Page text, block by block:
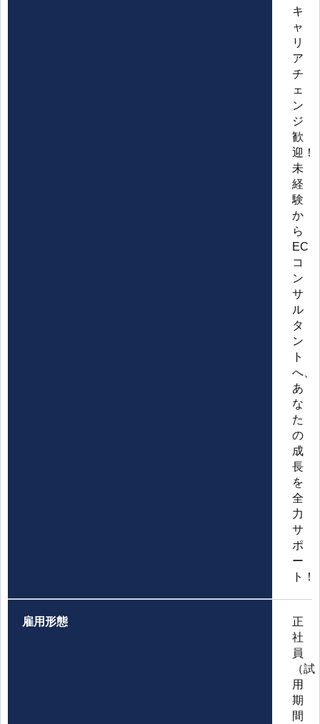
キ
ャ
リ
ア
チ
ェ
ン
ジ
歓
迎！
未
経
験
か
ら
EC
コ
ン
サ
ル
タ
ン
ト
へ、
あ
な
た
の
成
長
を
全
力
サ
ポ
ー
ト！
雇用形態
正
社
員
（試
用
期
間